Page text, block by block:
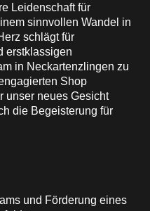
Leidenschaft für
sinnvollen Wandel in
schlägt für
erstklassigen
in Neckartenzlingen zu
Shop
unser neues Gesicht
die Begeisterung für
und Förderung eines